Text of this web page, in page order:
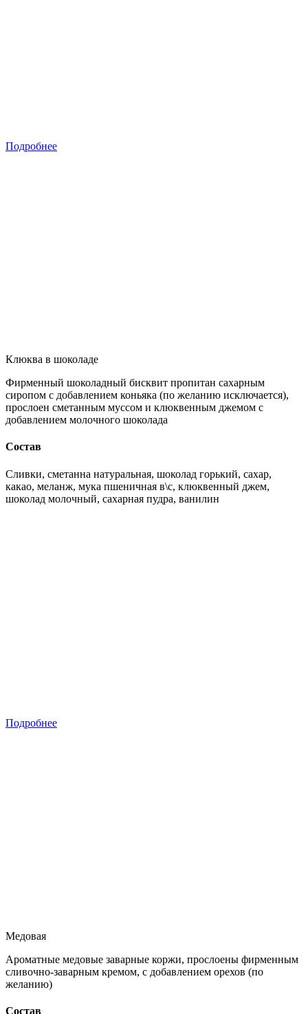
Подробнее
Клюква в шоколаде
Фирменный шоколадный бисквит пропитан сахарным
сиропом с добавлением коньяка (по желанию исключается),
прослоен сметанным муссом и клюквенным джемом с
добавлением молочного шоколада
Состав
Сливки, сметанна натуральная, шоколад горький, сахар,
какао, меланж, мука пшеничная в\с, клюквенный джем,
шоколад молочный, сахарная пудра, ванилин
Подробнее
Медовая
Ароматные медовые заварные коржи, прослоены фирменным
сливочно-заварным кремом, с добавлением орехов (по
желанию)
Состав